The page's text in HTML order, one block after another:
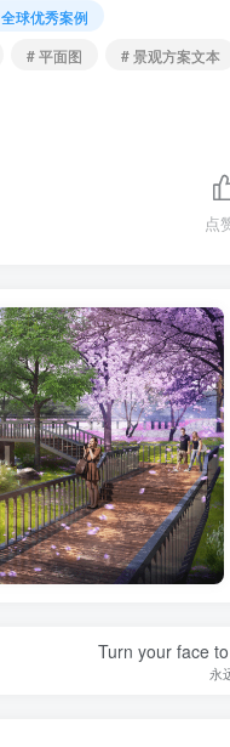
全球优秀案例
# 平面图 # 景观方案文本
点
Turn your face
永